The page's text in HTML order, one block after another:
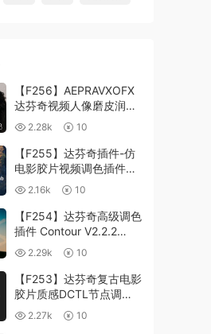
【F256】AEPRAVXOFX
达芬奇视频人像磨皮润肤
美颜插件 Beauty Box
V6.0.3 Win
2.28k 10
【F255】达芬奇插件-仿
电影胶片视频调色插件
ARRI Film Lab 1.0.10 Win
2.16k 10
【F254】达芬奇高级调色
插件 Contour V2.2.2
WinMac 含使用教程
2.29k 10
【F253】达芬奇复古电影
胶片质感DCTL节点调色
预设 MonoNodes LOOK
LAB PRINT V4.0
2.27k 10